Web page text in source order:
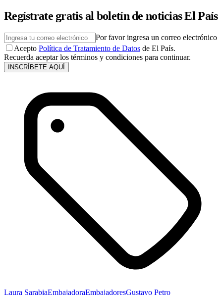
Regístrate gratis al boletín de noticias El País
Por favor ingresa un correo electrónico
Acepto Política de Tratamiento de Datos de El País.
Recuerda aceptar los términos y condiciones para continuar.
INSCRÍBETE AQUÍ
Laura SarabiaEmbajadoraEmbajadoresGustavo Petro